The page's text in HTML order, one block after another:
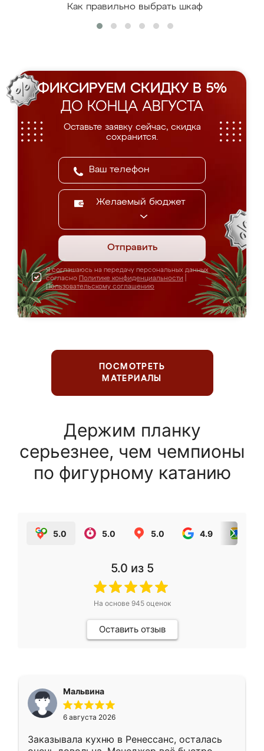
Как правильно выбрать шкаф
ФИКСИРУЕМ СКИДКУ В 5%
ДО КОНЦА АВГУСТА
Оставьте заявку сейчас, скидка
сохранится.
Желаемый бюджет
Отправить
Я соглашаюсь на передачу персональных данных
согласно Политике конфиденциальности
Пользовательскому соглашению
ПОСМОТРЕТЬ
МАТЕРИАЛЫ
Держим планку
серьезнее, чем чемпионы
по фигурному катанию
5.0 5.0 5.0 4.9
5.0 из 5
На основе 945оценок
Оставить отзыв
Мальвина
6 августа 2026
Заказывала кухню в Ренессанс, осталась